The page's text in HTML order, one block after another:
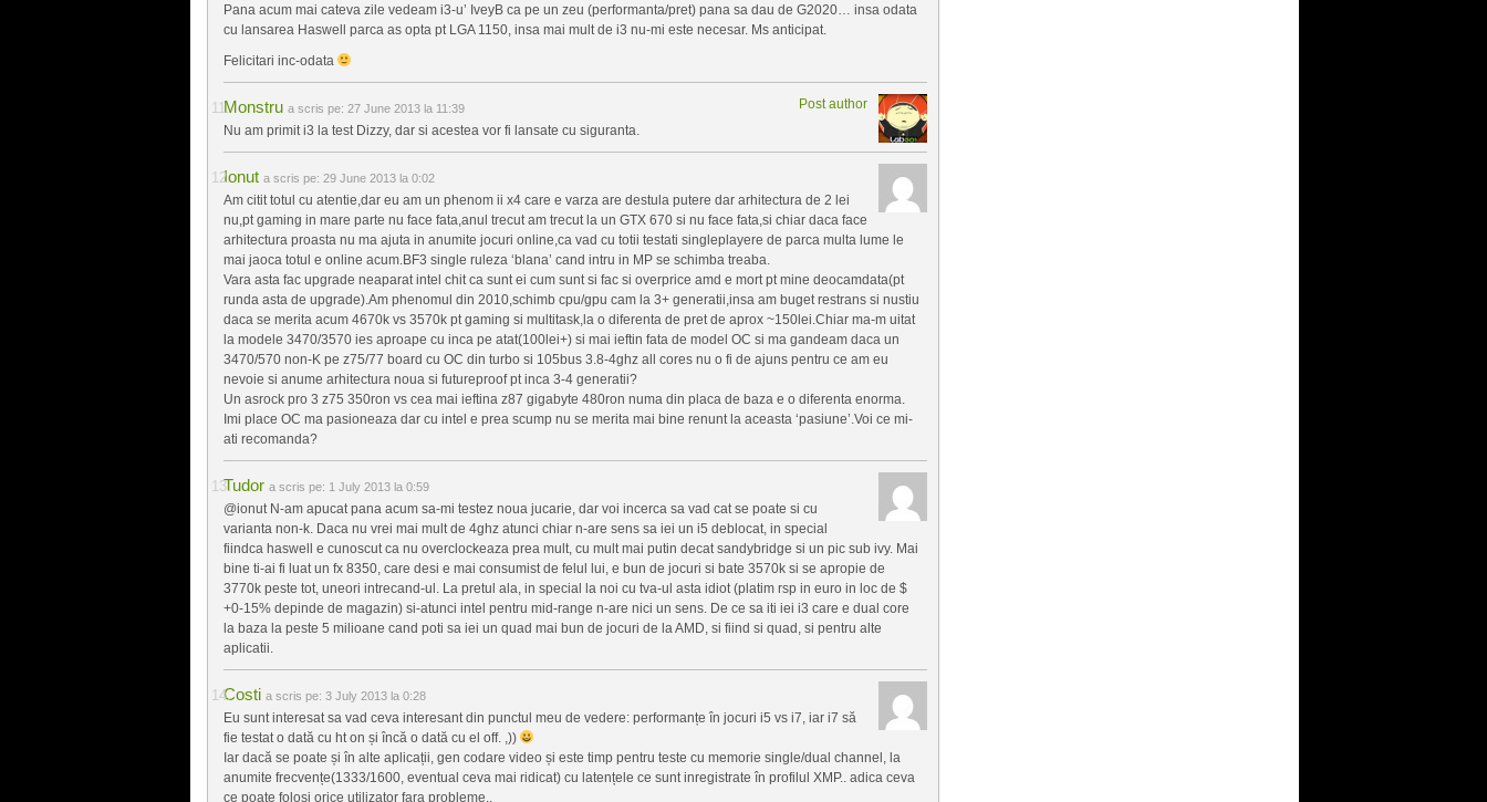
Pana acum mai cateva zile vedeam i3-u’ IveyB ca pe un zeu (performanta/pret) pana sa dau de G2020… insa odata
cu lansarea Haswell parca as opta pt LGA 1150, insa mai mult de i3 nu-mi este necesar. Ms anticipat.
Felicitari inc-odata
Monstru Post author
a scris pe: 27 June 2013 la 11:39
Nu am primit i3 la test Dizzy, dar si acestea vor fi lansate cu siguranta.
Ionut a scris pe: 29 June 2013 la 0:02
Am citit totul cu atentie,dar eu am un phenom ii x4 care e varza are destula putere dar arhitectura de 2 lei
nu,pt gaming in mare parte nu face fata,anul trecut am trecut la un GTX 670 si nu face fata,si chiar daca face
arhitectura proasta nu ma ajuta in anumite jocuri online,ca vad cu totii testati singleplayere de parca multa lume le
mai jaoca totul e online acum.BF3 single ruleza ‘blana’ cand intru in MP se schimba treaba.
Vara asta fac upgrade neaparat intel chit ca sunt ei cum sunt si fac si overprice amd e mort pt mine deocamdata(pt
runda asta de upgrade).Am phenomul din 2010,schimb cpu/gpu cam la 3+ generatii,insa am buget restrans si nustiu
daca se merita acum 4670k vs 3570k pt gaming si multitask,la o diferenta de pret de aprox ~150lei.Chiar ma-m uitat
la modele 3470/3570 ies aproape cu inca pe atat(100lei+) si mai ieftin fata de model OC si ma gandeam daca un
3470/570 non-K pe z75/77 board cu OC din turbo si 105bus 3.8-4ghz all cores nu o fi de ajuns pentru ce am eu
nevoie si anume arhitectura noua si futureproof pt inca 3-4 generatii?
Un asrock pro 3 z75 350ron vs cea mai ieftina z87 gigabyte 480ron numa din placa de baza e o diferenta enorma.
Imi place OC ma pasioneaza dar cu intel e prea scump nu se merita mai bine renunt la aceasta ‘pasiune’.Voi ce mi-
ati recomanda?
Tudor a scris pe: 1 July 2013 la 0:59
@ionut N-am apucat pana acum sa-mi testez noua jucarie, dar voi incerca sa vad cat se poate si cu
varianta non-k. Daca nu vrei mai mult de 4ghz atunci chiar n-are sens sa iei un i5 deblocat, in special
fiindca haswell e cunoscut ca nu overclockeaza prea mult, cu mult mai putin decat sandybridge si un pic sub ivy. Mai
bine ti-ai fi luat un fx 8350, care desi e mai consumist de felul lui, e bun de jocuri si bate 3570k si se apropie de
3770k peste tot, uneori intrecand-ul. La pretul ala, in special la noi cu tva-ul asta idiot (platim rsp in euro in loc de $
+0-15% depinde de magazin) si-atunci intel pentru mid-range n-are nici un sens. De ce sa iti iei i3 care e dual core
la baza la peste 5 milioane cand poti sa iei un quad mai bun de jocuri de la AMD, si fiind si quad, si pentru alte
aplicatii.
Costi a scris pe: 3 July 2013 la 0:28
Eu sunt interesat sa vad ceva interesant din punctul meu de vedere: performanțe în jocuri i5 vs i7, iar i7 să
fie testat o dată cu ht on și încă o dată cu el off. ,))
Iar dacă se poate și în alte aplicații, gen codare video și este timp pentru teste cu memorie single/dual channel, la
anumite frecvențe(1333/1600, eventual ceva mai ridicat) cu latențele ce sunt inregistrate în profilul XMP.. adica ceva
ce poate folosi orice utilizator fara probleme..